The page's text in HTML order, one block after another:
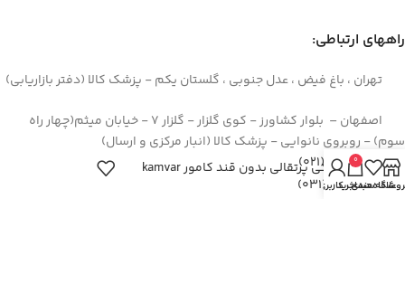
راههای ارتباطی:
تهران ، باغ فیض ، عدل جنوبی ، گلستان یکم - پزشک کالا (دفتر بازاریابی)
اصفهان – بلوار کشاورز - کوی گلزار - گلزار 7 - خیابان میثم(چهار راه
سوم) - روبروی نانوایی - پزشک کالا (انبار مرکزی و ارسال)
44422994(021)
۳۶۲۶۶۶۹۵(۰۳۱)
پولکی پرتقالی بدون قند کامور kamvar
علاقه مندی
0
سبد خرید
حساب کاربری من